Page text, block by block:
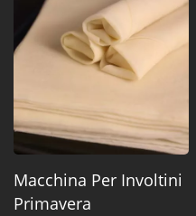
Macchina Per Involtini
Primavera